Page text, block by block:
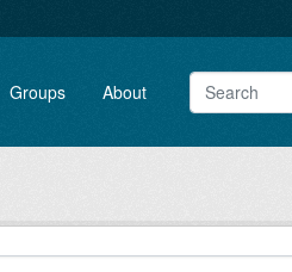
Groups About